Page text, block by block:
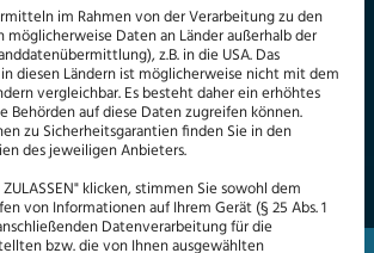
08:00 - 18:00
Sie uns eine Nachricht
eintragen *
im Rahmen von der Verarbeitung zu den
Daten an Länder außerhalb der
z.B. in die USA. Das
diesen Ländern ist möglicherweise nicht mit dem
vergleichbar. Es besteht daher ein erhöhtes
Behörden auf diese Daten zugreifen können.
zu Sicherheitsgarantien finden Sie in den
des jeweiligen Anbieters.
ZULASSEN" klicken, stimmen Sie sowohl dem
von Informationen auf Ihrem Gerät (§ 25 Abs. 1
Datenverarbeitung für die
bzw. die von Ihnen ausgewählten